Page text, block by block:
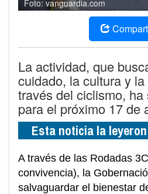
Foto: vanguardia.com
La actividad, que
cuidado, la cultura y
través del ciclismo,
para el próximo 17 de
Esta noticia la
A través de las Rodadas
convivencia), la
salvaguardar el bienestar